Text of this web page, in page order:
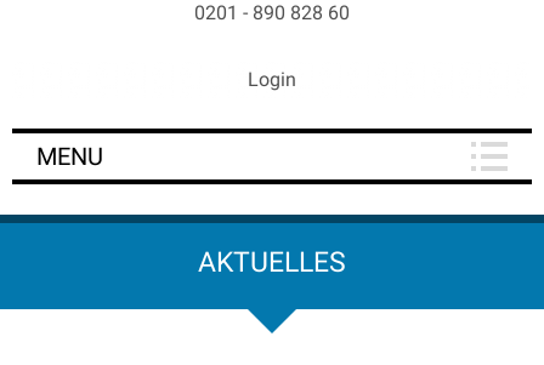
0201 - 890 828 60
Login
MENU
AKTUELLES